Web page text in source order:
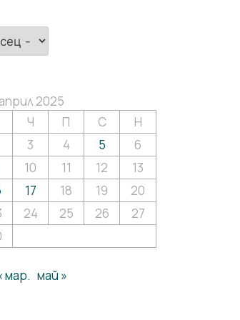
април 2025
Ч П С
Н
3 4 5
6
10 11 12
13
17 18 19
20
24 25 26
27
мар. май »